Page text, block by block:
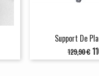
Support De
Prix
de
129,90 €